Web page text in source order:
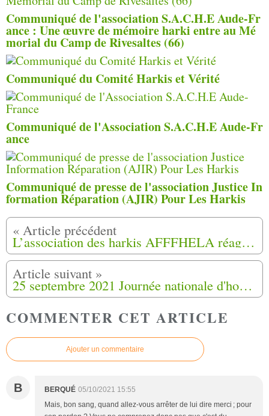
Communiqué de l'association S.A.C.H.E Aude-Fr
ance : Une œuvre de mémoire harki entre au Mé
morial du Camp de Rivesaltes (66)
Communiqué du Comité Harkis et Vérité
Communiqué de l'Association S.A.C.H.E Aude-Fr
ance
Communiqué de presse de l'association Justice In
formation Réparation (AJIR) Pour Les Harkis
L’association des harkis AFFFHELA réagit à l’annonce du Président Macron
25 septembre 2021 Journée nationale d'hommage aux harkis à Cannes et Carros (06)
COMMENTER CET ARTICLE
Ajouter un commentaire
B BERQUÉ 05/10/2021 15:55
Mais, bon sang, quand allez-vous arrêter de lui dire merci ; pour